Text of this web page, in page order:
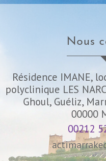
nous
Résidence IMANE,
polyclinique LES
Ghoul, Guéliz,
00000
00212